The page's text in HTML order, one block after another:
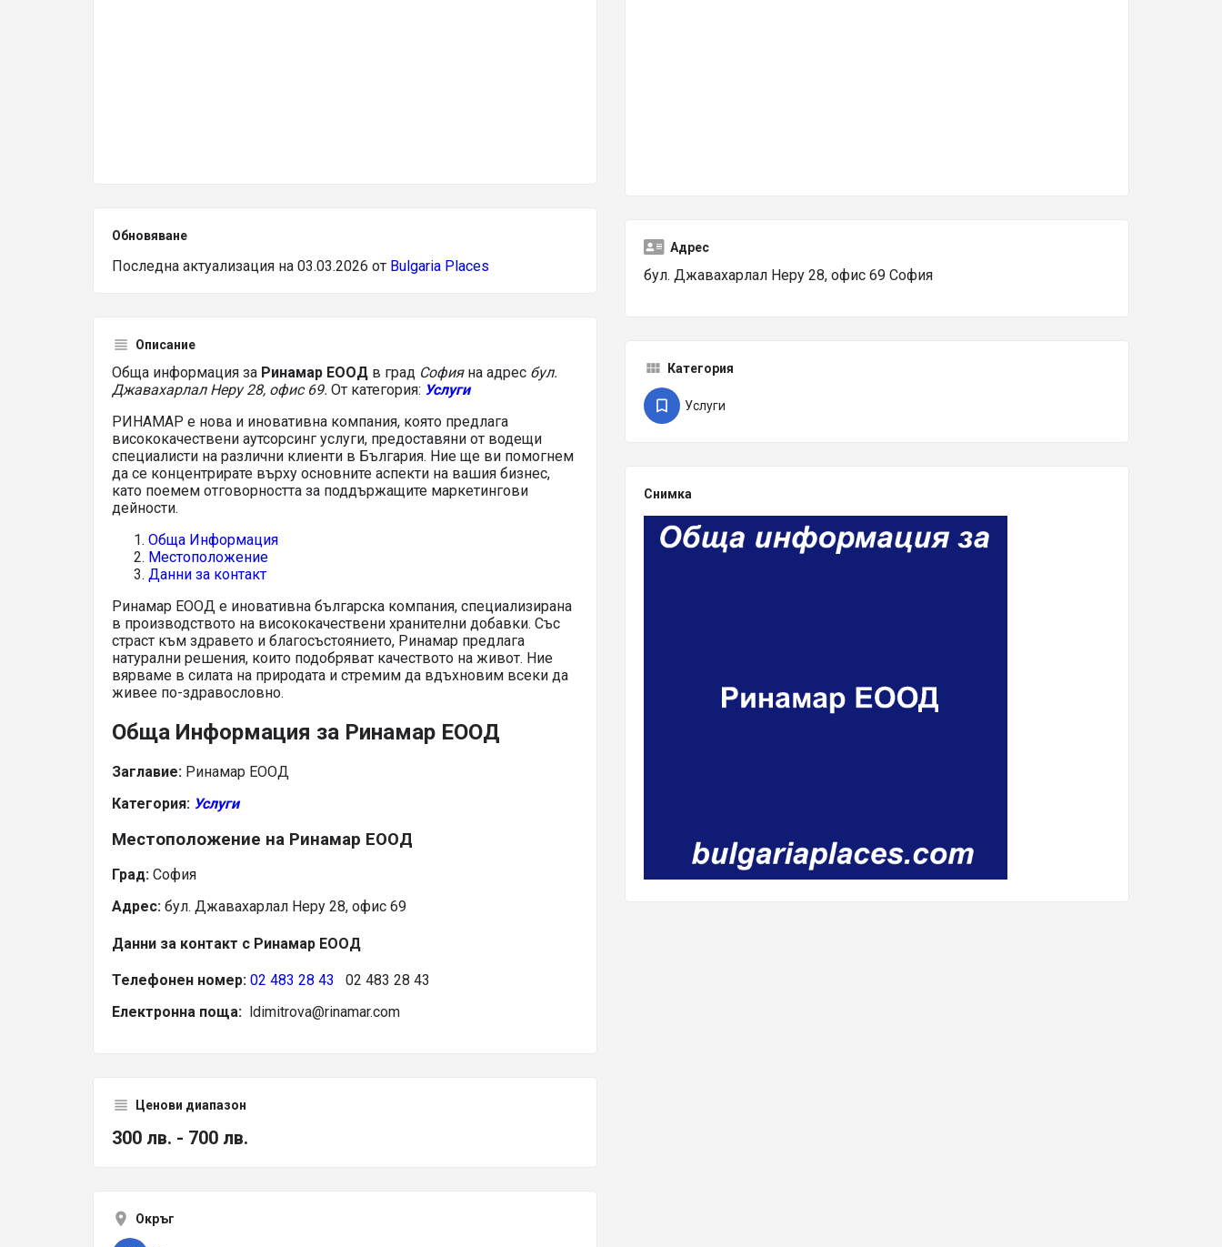
Обновяване
Последна актуализация на 03.03.2026 от Bulgaria Places
Описание
Обща информация за Ринамар ЕООД в град София на адрес бул.
Джавахарлал Неру 28, офис 69. От категория: Услуги
РИНАМАР е нова и иновативна компания, която предлага
висококачествени аутсорсинг услуги, предоставяни от водещи
специалисти на различни клиенти в България. Ние ще ви помогнем
да се концентрирате върху основните аспекти на вашия бизнес,
като поемем отговорността за поддържащите маркетингови
дейности.
Обща Информация
Местоположение
Данни за контакт
Ринамар ЕООД е иновативна българска компания, специализирана
в производството на висококачествени хранителни добавки. Със
страст към здравето и благосъстоянието, Ринамар предлага
натурални решения, които подобряват качеството на живот. Ние
вярваме в силата на природата и стремим да вдъхновим всеки да
живее по-здравословно.
Обща Информация за Ринамар ЕООД
Заглавие: Ринамар ЕООД
Категория: Услуги
Местоположение на Ринамар ЕООД
Град: София
Адрес: бул. Джавахарлал Неру 28, офис 69
Данни за контакт с Ринамар ЕООД
Телефонен номер: 02 483 28 43
02 483 28 43
Електронна поща: ldimitrova@rinamar.com
Ценови диапазон
300 лв. - 700 лв.
Окръг
Адрес
бул. Джавахарлал Неру 28, офис 69 София
Категория
Услуги
Снимка